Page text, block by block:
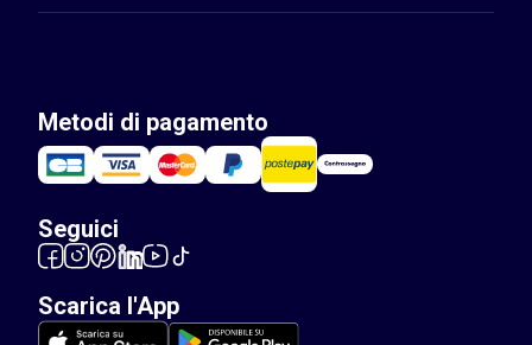
Metodi di pagamento
Seguici
Scarica l'App